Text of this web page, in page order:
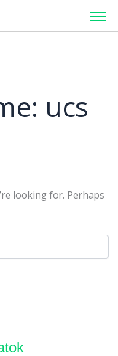
ucs
looking for. Perhaps